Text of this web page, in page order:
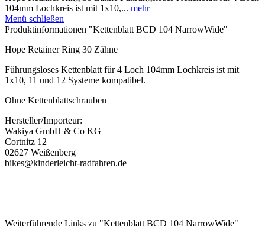
104mm Lochkreis ist mit 1x10,... mehr
Menü schließen
Produktinformationen "Kettenblatt BCD 104 NarrowWide"
Hope Retainer Ring 30 Zähne
Führungsloses Kettenblatt für 4 Loch 104mm Lochkreis ist mit
1x10, 11 und 12 Systeme kompatibel.
Ohne Kettenblattschrauben
Hersteller/Importeur:
Wakiya GmbH & Co KG
Cortnitz 12
02627 Weißenberg
bikes@kinderleicht-radfahren.de
Weiterführende Links zu "Kettenblatt BCD 104 NarrowWide"